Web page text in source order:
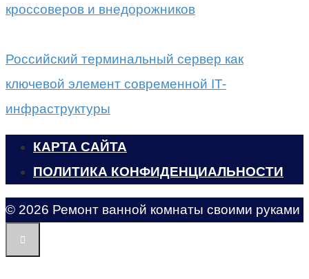
кроссоверов и внедорожников
Российский терминальный сервер как
ключевой элемент современной IT-
инфраструктуры
КАРТА САЙТА
ПОЛИТИКА КОНФИДЕНЦИАЛЬНОСТИ
© 2026 Ремонт ванной комнаты своими руками